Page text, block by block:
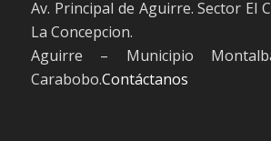
Av. Principal de Aguirre. Sector El
La Concepcion.
Aguirre – Municipio
Carabobo.Contáctanos